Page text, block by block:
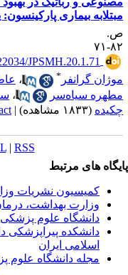
بیماری پارکینسون:
۷۱
JPSMH.20.1.71
گرانفر
،
سیاه‌سر
،
(۱۸۳۳ مشاهده) |
|
|RSS
های مرتبط
کمیسیون نشریات
وزارت بهداشت،
دانشگاه علوم پزشکی
دانشکده پیراپزشکی
اسلامی ایران
مجله دانشگاه علوم